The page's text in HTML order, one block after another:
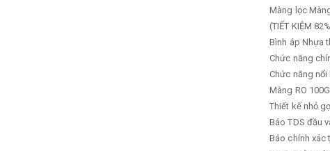
Màng lọc
(TIẾT KIỆM
Bình áp Nhựa
Chức năng
Chức năng
Màng RO
Thiết kế nhỏ
Báo TDS đầu
Báo chính xác